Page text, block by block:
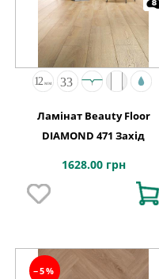
Ламінат Beauty Floor
DIAMOND 471 Захід
1628.00 грн
−5%